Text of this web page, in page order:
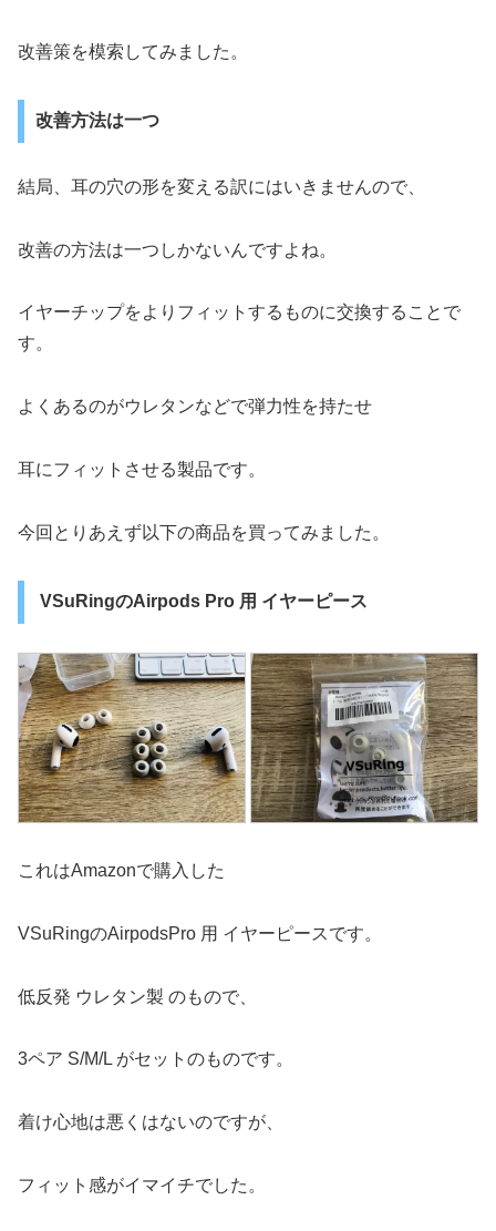
改善策を模索してみました。
改善方法は一つ
結局、耳の穴の形を変える訳にはいきませんので、
改善の方法は一つしかないんですよね。
イヤーチップをよりフィットするものに交換することで
す。
よくあるのがウレタンなどで弾力性を持たせ
耳にフィットさせる製品です。
今回とりあえず以下の商品を買ってみました。
VSuRingのAirpods Pro 用 イヤーピース
これはAmazonで購入した
VSuRingのAirpodsPro 用 イヤーピースです。
低反発 ウレタン製 のもので、
3ペア S/M/L がセットのものです。
着け心地は悪くはないのですが、
フィット感がイマイチでした。